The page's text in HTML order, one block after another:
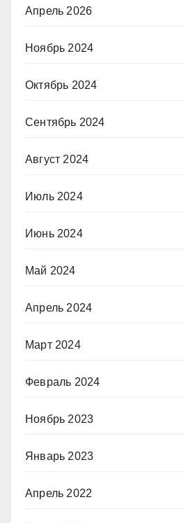
Апрель 2026
Ноябрь 2024
Октябрь 2024
Сентябрь 2024
Август 2024
Июль 2024
Июнь 2024
Май 2024
Апрель 2024
Март 2024
Февраль 2024
Ноябрь 2023
Январь 2023
Апрель 2022